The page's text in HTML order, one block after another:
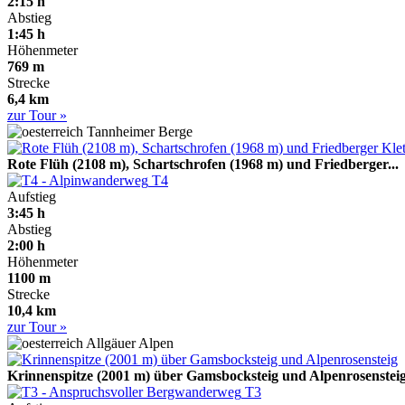
Abstieg
1:45 h
Höhenmeter
769 m
Strecke
6,4 km
zur Tour »
Tannheimer Berge
Rote Flüh (2108 m), Schartschrofen (1968 m) und Friedberger...
T4
Aufstieg
3:45 h
Abstieg
2:00 h
Höhenmeter
1100 m
Strecke
10,4 km
zur Tour »
Allgäuer Alpen
Krinnenspitze (2001 m) über Gamsbocksteig und
T3